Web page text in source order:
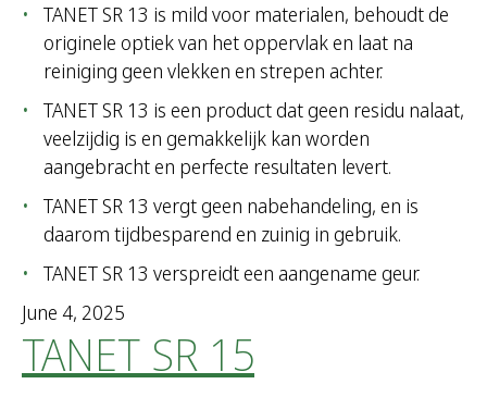
TANET SR 13 is mild voor materialen, behoudt de
originele optiek van het oppervlak en laat na
reiniging geen vlekken en strepen achter.
TANET SR 13 is een product dat geen residu nalaat,
veelzijdig is en gemakkelijk kan worden
aangebracht en perfecte resultaten levert.
TANET SR 13 vergt geen nabehandeling, en is
daarom tijdbesparend en zuinig in gebruik.
TANET SR 13 verspreidt een aangename geur.
June 4, 2025
TANET SR 15